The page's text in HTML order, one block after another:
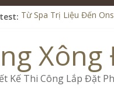
Từ Spa Trị Liệu Đến
Cham Riverside Onsen
Spa Jjim Jil Bang Kết
Tăng Doanh Số Kinh
Kế Thi Công Lắp Đặt